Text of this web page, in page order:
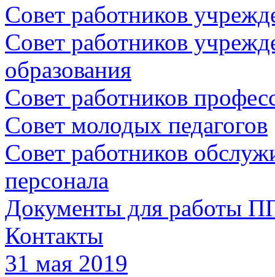
Совет работников
Совет работников
образования
Совет работников
Совет молодых педагогов
Совет работников
персонала
Документы для работы
Контакты
31 мая 2019